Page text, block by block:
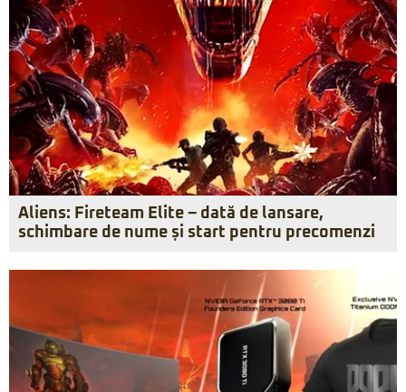
Aliens: Fireteam Elite – dată de lansare,
schimbare de nume și start pentru precomenzi